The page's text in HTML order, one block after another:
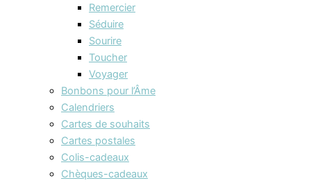
Remercier
Séduire
Sourire
Toucher
Voyager
Bonbons pour l’Âme
Calendriers
Cartes de souhaits
Cartes postales
Colis-cadeaux
Chèques-cadeaux